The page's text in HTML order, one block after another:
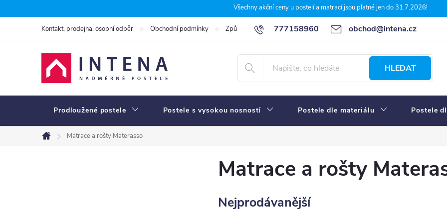
na
Všechny akční ceny u postelí a matrací jsou platné jen do 31.7.2026!
777158960 obchod@intena.cz
Kontakt, prodejna, osobní odběr Obchodní podmínky Způsoby a ceny dopravy 7 důvodů, proč nakupit u Intena nábytek
HLEDAT
Prodloužené postele Postele s vysokou nosností Postele dle materiálu Postele
Domů
Matrace a rošty Materasso
Matrace a rošty
Nejprodávanější